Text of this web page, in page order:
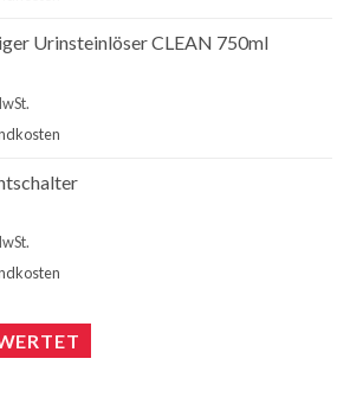
Urinsteinlöser CLEAN 750ml